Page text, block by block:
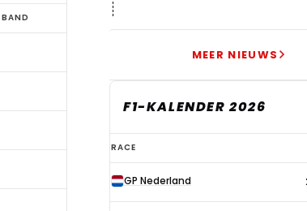
BAND
MEER NIEUWS
F1-KALENDER 2026
F1-
kalender
2026
RACE
GP Nederland